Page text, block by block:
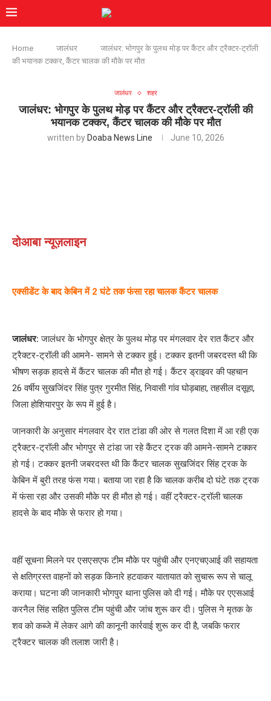
Home जालंधर
जालंधर: भोगपुर के पुलथ मोड़ पर कैंटर और ट्रैक्टर-ट्रॉली
की भयानक टक्कर, कैंटर चालक की मौके पर मौत
जालंधर शहर
जालंधर: भोगपुर के पुलथ मोड़ पर कैंटर और ट्रैक्टर-ट्रॉली की
भयानक टक्कर, कैंटर चालक की मौके पर मौत
written by Doaba News Line June 10, 2026
दोआबा न्यूज़लाइन
एक्सीडेंट के बाद केबिन में 2 घंटे तक फंसा रहा चालक कैंटर चालक
जालंधर:जालंधर के भोगपुर क्षेत्र के पुलथ मोड़ पर मंगलवार देर रात कैंटर और
ट्रैक्टर-ट्रॉली की आमने- सामने से टक्कर हुई। टक्कर इतनी जबरदस्त थी कि
भीषण सड़क हादसे में कैंटर चालक की मौत हो गई। कैंटर ड्राइवर की पहचान
26 वर्षीय सुखजिंदर सिंह पुत्र गुरमीत सिंह, निवासी गांव घोड़बाहा, तहसील दसूहा,
जिला होशियारपुर के रूप में हुई है।
जानकारी के अनुसार मंगलवार देर रात टांडा की ओर से गलत दिशा में आ रही एक
ट्रैक्टर-ट्रॉली और भोगपुर से टांडा जा रहे कैंटर ट्रक की आमने-सामने टक्कर
हो गई। टक्कर इतनी जबरदस्त थी कि कैंटर चालक सुखजिंदर सिंह ट्रक के
केबिन में बुरी तरह फंस गया। बताया जा रहा है कि चालक करीब दो घंटे तक ट्रक
में फंसा रहा और उसकी मौके पर ही मौत हो गई। वहीं ट्रैक्टर-ट्रॉली चालक
हादसे के बाद मौके से फरार हो गया।
वहीं सूचना मिलने पर एसएसएफ टीम मौके पर पहुंची और एनएचएआई की सहायता
से क्षतिग्रस्त वाहनों को सड़क किनारे हटवाकर यातायात को सुचारू रूप से चालू
कराया। घटना की जानकारी भोगपुर थाना पुलिस को दी गई। मौके पर एएसआई
करनैल सिंह सहित पुलिस टीम पहुंची और जांच शुरू कर दी। पुलिस ने मृतक के
शव को कब्जे में लेकर आगे की कानूनी कार्रवाई शुरू कर दी है, जबकि फरार
ट्रैक्टर चालक की तलाश जारी है।